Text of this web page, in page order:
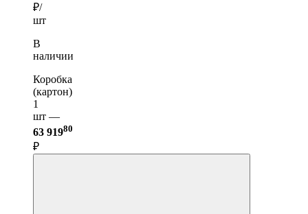
₽/
шт
В
наличии
Коробка
(картон)
1
шт —
63 91980
₽